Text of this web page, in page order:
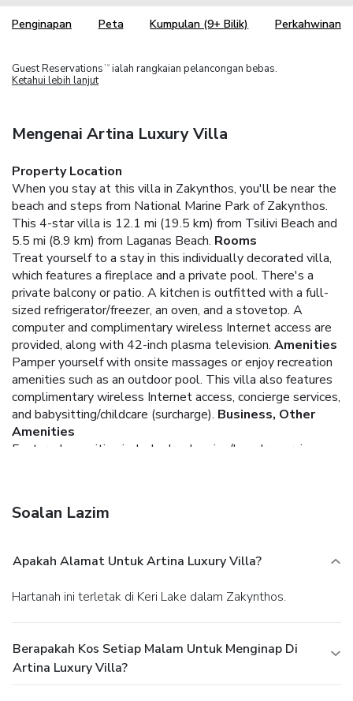
Penginapan Peta Kumpulan (9+ Bilik) Perkahwinan
Guest Reservations TM ialah rangkaian pelancongan bebas.
Ketahui lebih lanjut
Mengenai Artina Luxury Villa
Property Location
When you stay at this villa in Zakynthos, you'll be near the
beach and steps from National Marine Park of Zakynthos.
This 4-star villa is 12.1 mi (19.5 km) from Tsilivi Beach and
5.5 mi (8.9 km) from Laganas Beach. Rooms
Treat yourself to a stay in this individually decorated villa,
which features a fireplace and a private pool. There's a
private balcony or patio. A kitchen is outfitted with a full-
sized refrigerator/freezer, an oven, and a stovetop. A
computer and complimentary wireless Internet access are
provided, along with 42-inch plasma television. Amenities
Pamper yourself with onsite massages or enjoy recreation
amenities such as an outdoor pool. This villa also features
complimentary wireless Internet access, concierge services,
and babysitting/childcare (surcharge). Business, Other
Amenities
Featured amenities include dry cleaning/laundry services,
Soalan Lazim
Apakah Alamat Untuk Artina Luxury Villa?
Hartanah ini terletak di Keri Lake dalam Zakynthos.
Berapakah Kos Setiap Malam Untuk Menginap Di
Artina Luxury Villa?